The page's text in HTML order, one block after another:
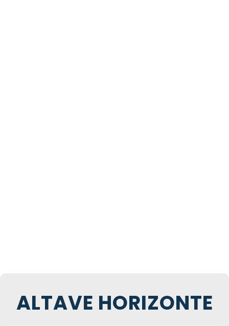
ALTAVE HORIZONTE